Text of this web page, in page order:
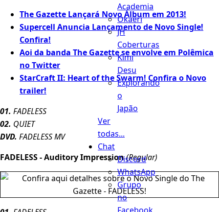
Academia
Okaeri
JH
Coberturas
Kimi
Desu
Explorando
o
Japão
Ver
todas...
Chat
Discord
WhatsApp
Grupo
no
The Gazette Lançará Novo Álbum em 2013!
Supercell Anuncia Lançamento de Novo Single!
Confira!
Aoi da banda The Gazette se envolve em Polêmica
no Twitter
StarCraft II: Heart of the Swarm! Confira o Novo
trailer!
01. FADELESS
02. QUIET
DVD. FADELESS MV
FADELESS - Auditory Impression(Regular)